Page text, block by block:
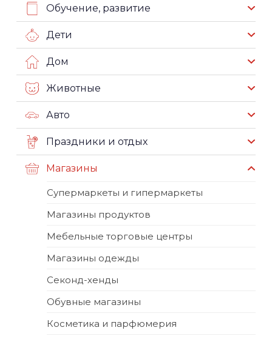
Обучение, развитие
Дети
Дом
Животные
Авто
Праздники и отдых
Магазины
Супермаркеты и гипермаркеты
Магазины продуктов
Мебельные торговые центры
Магазины одежды
Секонд-хенды
Обувные магазины
Косметика и парфюмерия